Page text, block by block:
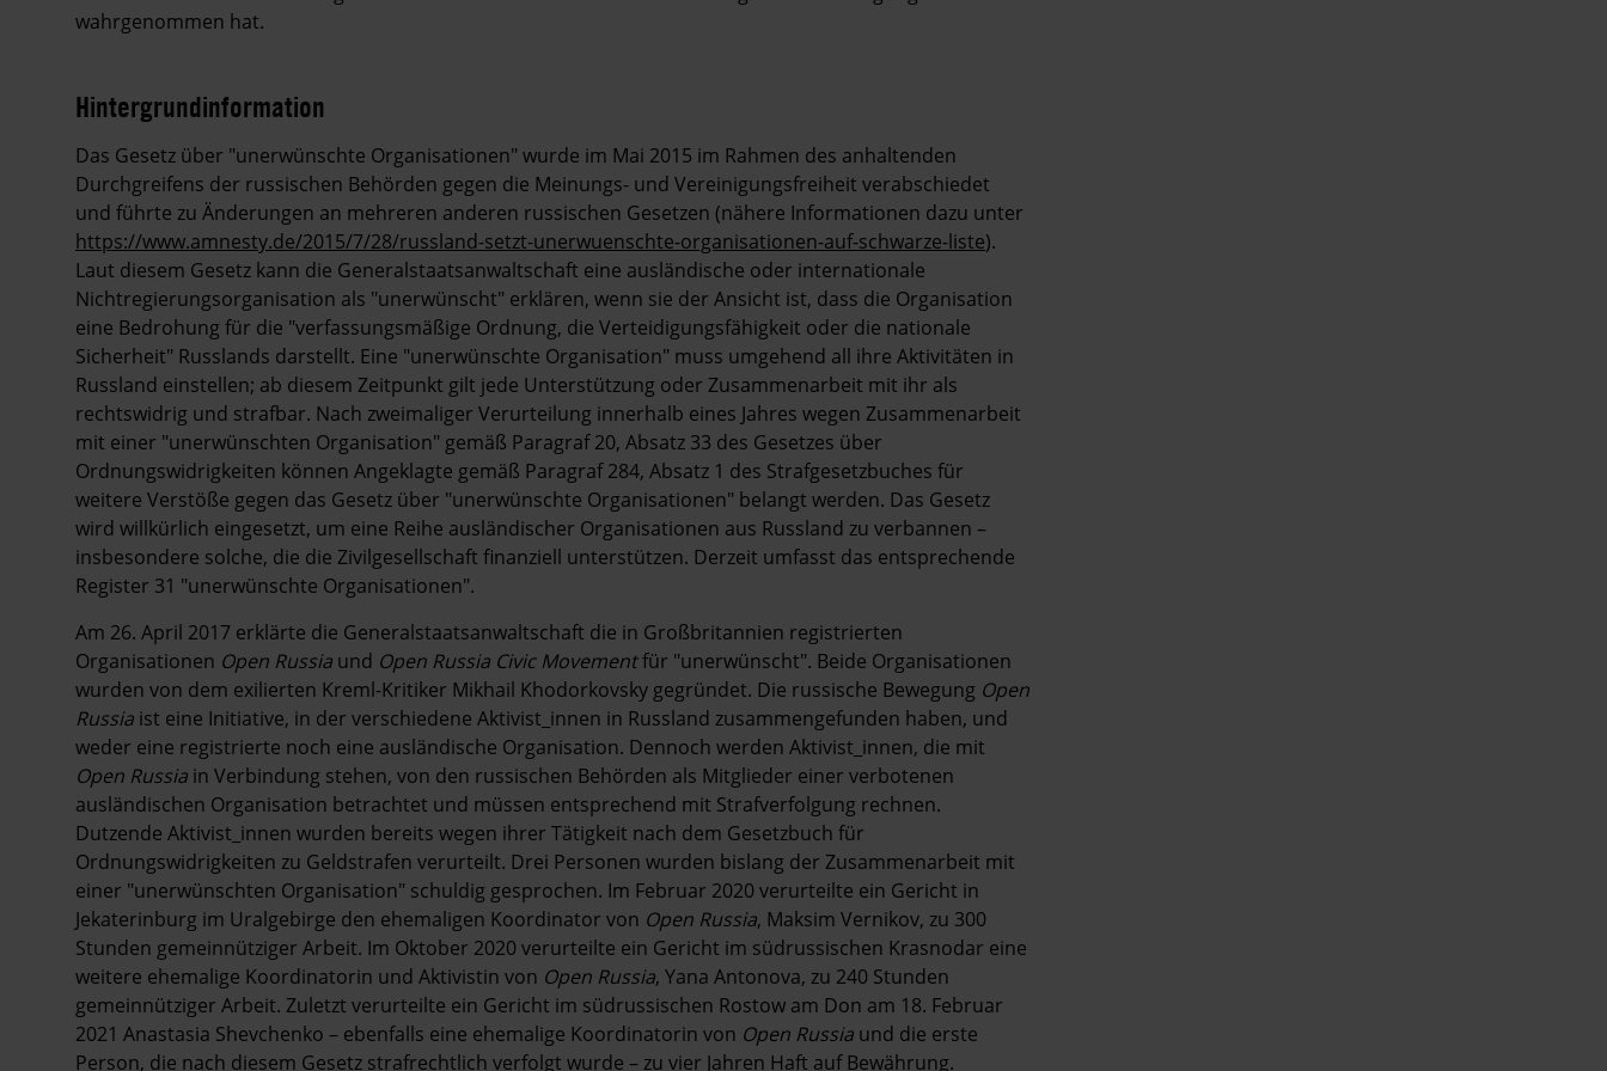
wahrgenommen hat.
Hintergrundinformation
Hintergrund
Das Gesetz über "unerwünschte Organisationen" wurde im Mai 2015 im Rahmen des anhaltenden
Durchgreifens der russischen Behörden gegen die Meinungs- und Vereinigungsfreiheit verabschiedet
und führte zu Änderungen an mehreren anderen russischen Gesetzen (nähere Informationen dazu unter
https://www.amnesty.de/2015/7/28/russland-setzt-unerwuenschte-organisationen-auf-schwarze-liste).
Laut diesem Gesetz kann die Generalstaatsanwaltschaft eine ausländische oder internationale
Nichtregierungsorganisation als "unerwünscht" erklären, wenn sie der Ansicht ist, dass die Organisation
eine Bedrohung für die "verfassungsmäßige Ordnung, die Verteidigungsfähigkeit oder die nationale
Sicherheit" Russlands darstellt. Eine "unerwünschte Organisation" muss umgehend all ihre Aktivitäten in
Russland einstellen; ab diesem Zeitpunkt gilt jede Unterstützung oder Zusammenarbeit mit ihr als
rechtswidrig und strafbar. Nach zweimaliger Verurteilung innerhalb eines Jahres wegen Zusammenarbeit
mit einer "unerwünschten Organisation" gemäß Paragraf 20, Absatz 33 des Gesetzes über
Ordnungswidrigkeiten können Angeklagte gemäß Paragraf 284, Absatz 1 des Strafgesetzbuches für
weitere Verstöße gegen das Gesetz über "unerwünschte Organisationen" belangt werden. Das Gesetz
wird willkürlich eingesetzt, um eine Reihe ausländischer Organisationen aus Russland zu verbannen –
insbesondere solche, die die Zivilgesellschaft finanziell unterstützen. Derzeit umfasst das entsprechende
Register 31 "unerwünschte Organisationen".
Am 26. April 2017 erklärte die Generalstaatsanwaltschaft die in Großbritannien registrierten
Organisationen Open Russia und Open Russia Civic Movementfür "unerwünscht". Beide Organisationen
wurden von dem exilierten Kreml-Kritiker Mikhail Khodorkovsky gegründet. Die russische Bewegung Open
Russia ist eine Initiative, in der verschiedene Aktivist_innen in Russland zusammengefunden haben, und
weder eine registrierte noch eine ausländische Organisation. Dennoch werden Aktivist_innen, die mit
Open Russia in Verbindung stehen, von den russischen Behörden als Mitglieder einer verbotenen
ausländischen Organisation betrachtet und müssen entsprechend mit Strafverfolgung rechnen.
Dutzende Aktivist_innen wurden bereits wegen ihrer Tätigkeit nach dem Gesetzbuch für
Ordnungswidrigkeiten zu Geldstrafen verurteilt. Drei Personen wurden bislang der Zusammenarbeit mit
einer "unerwünschten Organisation" schuldig gesprochen. Im Februar 2020 verurteilte ein Gericht in
Jekaterinburg im Uralgebirge den ehemaligen Koordinator von Open Russia, Maksim Vernikov, zu 300
Stunden gemeinnütziger Arbeit. Im Oktober 2020 verurteilte ein Gericht im südrussischen Krasnodar eine
weitere ehemalige Koordinatorin und Aktivistin von Open Russia, Yana Antonova, zu 240 Stunden
gemeinnütziger Arbeit. Zuletzt verurteilte ein Gericht im südrussischen Rostow am Don am 18. Februar
2021 Anastasia Shevchenko – ebenfalls eine ehemalige Koordinatorin von Open Russia und die erste
Person, die nach diesem Gesetz strafrechtlich verfolgt wurde – zu vier Jahren Haft auf Bewährung.